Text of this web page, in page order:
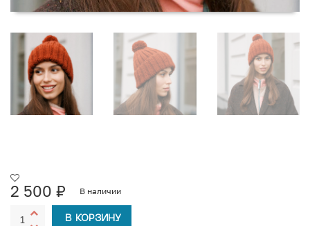
2 500 ₽ В наличии
В КОРЗИНУ